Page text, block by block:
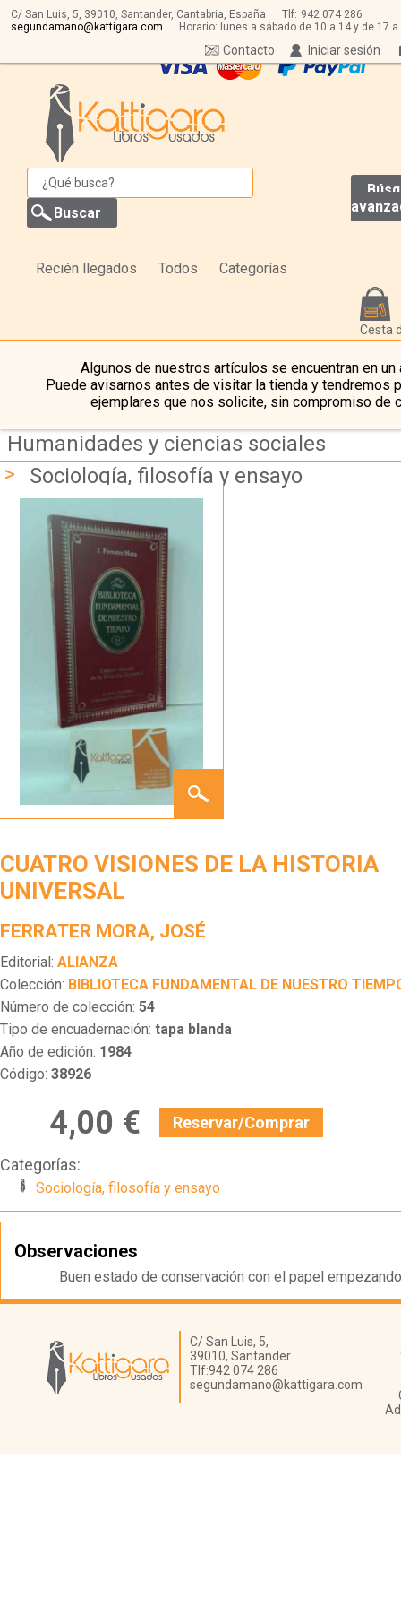
C/ San Luis, 5, 39010, Santander, Cantabria, España Tlf: 942 074 286
segundamano@kattigara.com
Horario: lunes a sábado de 10 a 14 y de 17 a
Iniciar sesión
Contacto
Recién llegados Todos Categorías
Cesta
Algunos de nuestros artículos se encuentran en un
Puede avisarnos antes de visitar la tienda y tendremos
ejemplares que nos solicite, sin compromiso de
Humanidades y ciencias sociales
>
Sociología, filosofía y ensayo
VISIONES
CUATRO VISIONES DE LA HISTORIA
UNIVERSAL
FERRATER MORA, JOSÉ
Editorial: ALIANZA
Colección: BIBLIOTECA FUNDAMENTAL DE NUESTRO
Número de colección: 54
Tipo de encuadernación: tapa blanda
Año de edición: 1984
Código: 38926
4,00 € Reservar/Comprar
Categorías:
Sociología, filosofía y ensayo
Observaciones
Buen estado de conservación con el papel
Librería Kattigara
C/ San Luis, 5,
39010, Santander
Tlf:942 074 286
segundamano@kattigara.com